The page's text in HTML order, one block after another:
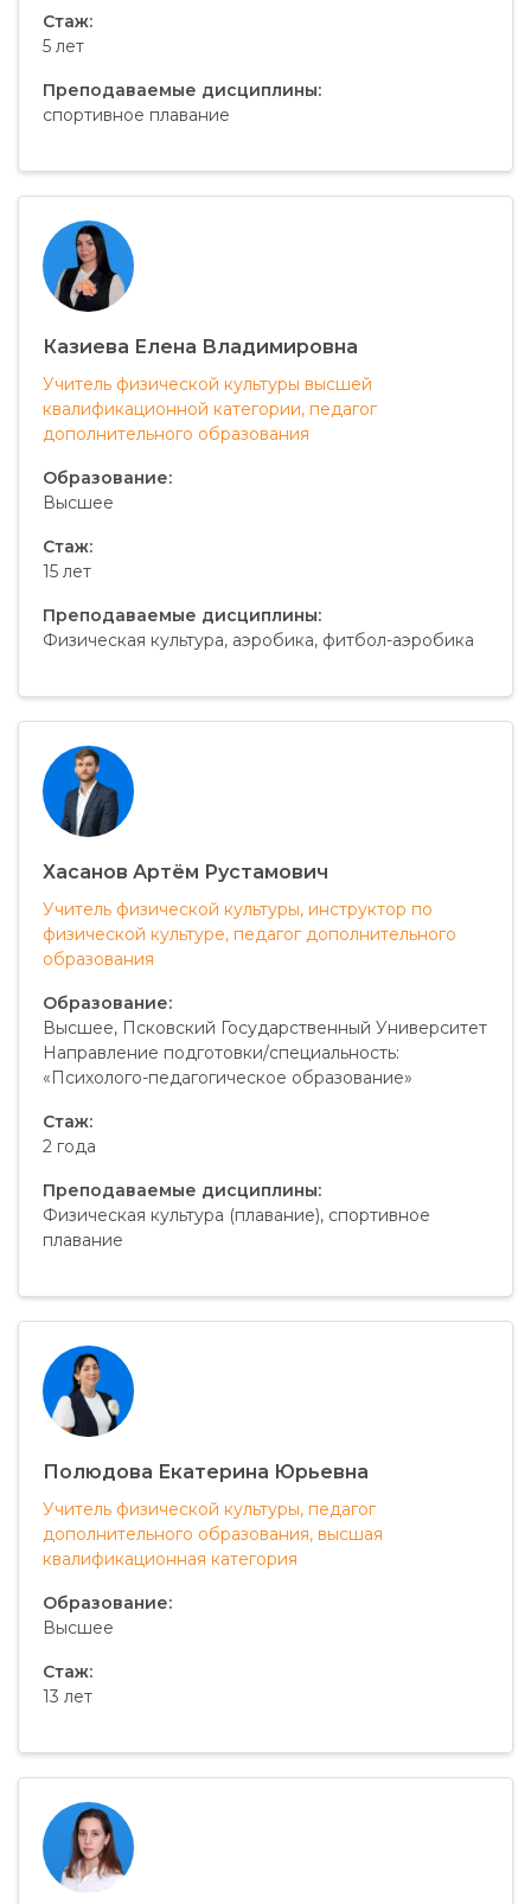
Стаж:
5 лет
Преподаваемые дисциплины:
спортивное плавание
Казиева Елена Владимировна
Учитель физической культуры высшей
квалификационной категории, педагог
дополнительного образования
Образование:
Высшее
Стаж:
15 лет
Преподаваемые дисциплины:
Физическая культура, аэробика, фитбол-аэробика
Хасанов Артём Рустамович
Учитель физической культуры, инструктор по
физической культуре, педагог дополнительного
образования
Образование:
Высшее, Псковский Государственный Университет
Направление подготовки/специальность:
«Психолого-педагогическое образование»
Стаж:
2 года
Преподаваемые дисциплины:
Физическая культура (плавание), спортивное
плавание
Полюдова Екатерина Юрьевна
Учитель физической культуры, педагог
дополнительного образования, высшая
квалификационная категория
Образование:
Высшее
Стаж:
13 лет